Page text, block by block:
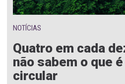
NOTÍCIAS
Quatro em cada
não sabem o que
circular